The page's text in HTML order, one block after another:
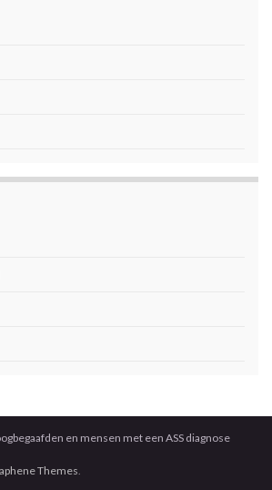
en mensen met een ASS diagnose
Themes.